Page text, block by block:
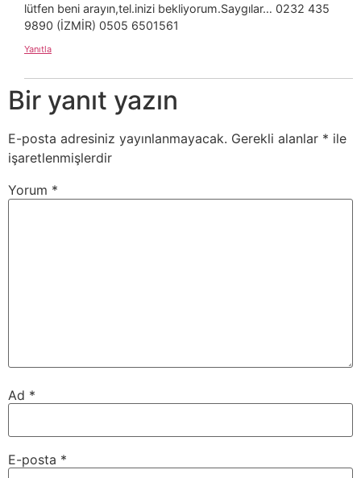
lütfen beni arayın,tel.inizi bekliyorum.Saygılar… 0232 435
9890 (İZMİR) 0505 6501561
Yanıtla
Bir yanıt yazın
E-posta adresiniz yayınlanmayacak. Gerekli alanlar * ile
işaretlenmişlerdir
Yorum *
Ad *
E-posta *